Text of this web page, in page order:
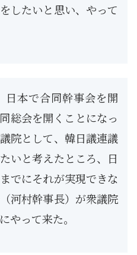
したいと思い、やって
日本で合同幹事会を開
総会を開くことになっ
院として、韓日議連議
いと考えたところ、日
でにそれが実現できな
河村幹事長）が衆議院
やって来た。